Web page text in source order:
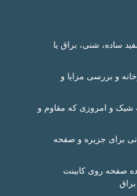
ساده، شنی، براق یا
و بررسی مزایا و
شیک و امروزی که مقاوم و
برای جزیره و صفحه
کابینت طوسی، 14 ایده صفحه روی کابینت